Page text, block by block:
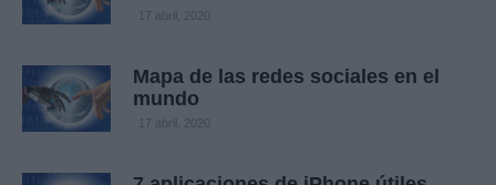
17 abril, 2020
Mapa de las redes sociales en el
mundo
17 abril, 2020